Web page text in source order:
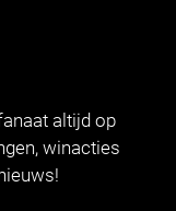
altijd op
winacties